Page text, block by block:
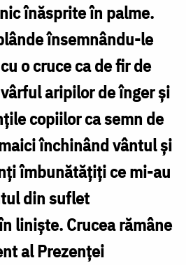
înăsprite în palme.
însemnându-le
o cruce ca de fir de
aripilor de înger și
copiilor ca semn de
închinând vântul și
îmbunătățiți ce mi-au
din suflet
liniște. Crucea rămâne
al Prezenței